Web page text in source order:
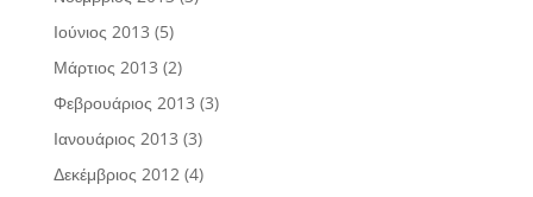
Ιούνιος 2013 (5)
Μάρτιος 2013 (2)
Φεβρουάριος 2013 (3)
Ιανουάριος 2013 (3)
Δεκέμβριος 2012(4)